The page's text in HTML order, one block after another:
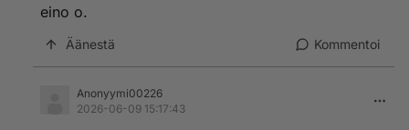
HS 2023:
"Pääministeri Petteri Orpo (kok) myöntää, että
ensi vuonna työnantajille kokonaisuudessaan. Sen
eino o.
Äänestä Kommentoi
Anonyymi00226
2026-06-09 15:17:43